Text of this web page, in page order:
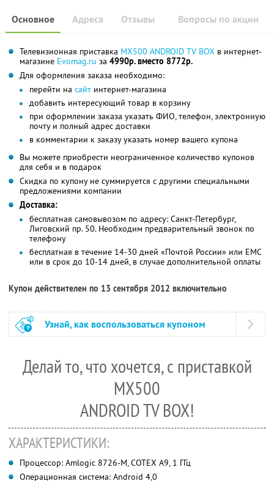
Основное Отзывы Вопросы по акции
Адреса
Телевизионная приставка MX500 ANDROID TV BOX в интернет-
магазине Evomag.ru за 4990р. вместо 8772р.
Для оформления заказа необходимо:
перейти на сайт интернет-магазина
добавить интересующий товар в корзину
при оформлении заказа указать ФИО, телефон, электронную
почту и полный адрес доставки
в комментарии к заказу указать номер вашего купона
Вы можете приобрести неограниченное количество купонов
для себя и в подарок
Скидка по купону не суммируется с другими специальными
предложениями компании
Доставка:
бесплатная самовывозом по адресу: Санкт-Петербург,
Лиговский пр. 50. Необходим предварительный звонок по
телефону
бесплатная в течение 14-30 дней «Почтой России» или ЕМС
или в срок до 10-14 дней, в случае дополнительной оплаты
Купон действителен по 13 сентября 2012 включительно
Узнай, как воспользоваться купоном
Делай то, что хочется, с приставкой
MX500
ANDROID TV BOX!
ХАРАКТЕРИСТИКИ:
Процессор: Amlogic 8726-M, COTEX A9, 1 ГГц
Операционная система: Android 4,0